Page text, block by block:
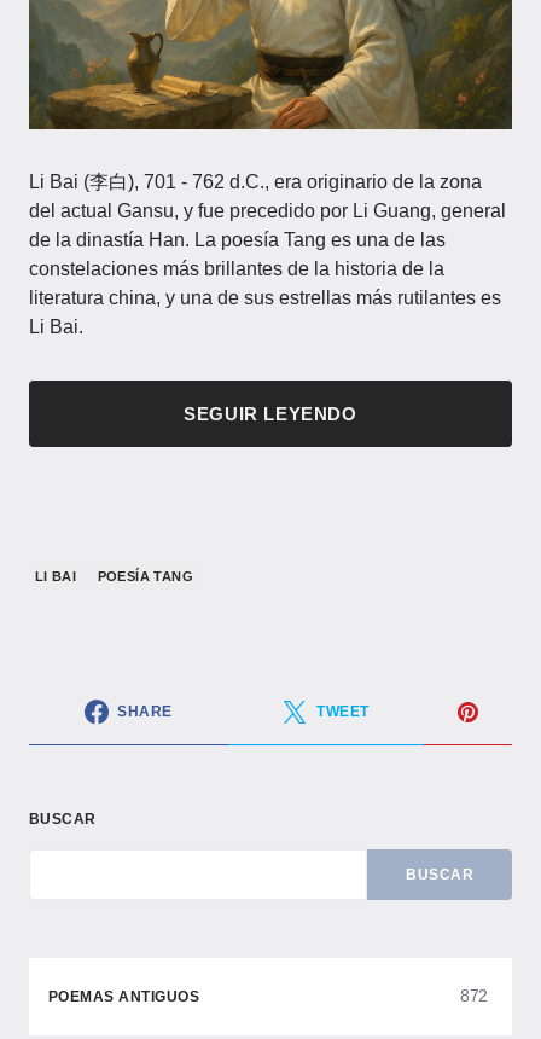
Li Bai (李白), 701 - 762 d.C., era originario de la zona
del actual Gansu, y fue precedido por Li Guang, general
de la dinastía Han. La poesía Tang es una de las
constelaciones más brillantes de la historia de la
literatura china, y una de sus estrellas más rutilantes es
Li Bai.
SEGUIR LEYENDO
LI BAI POESÍA TANG
SHARE TWEET
BUSCAR
BUSCAR
POEMAS ANTIGUOS 872